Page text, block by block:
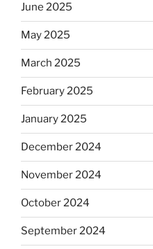
June 2025
May 2025
March 2025
February 2025
January 2025
December 2024
November 2024
October 2024
September 2024